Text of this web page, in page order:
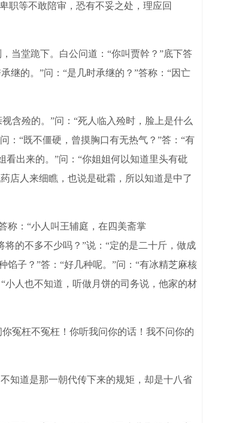
职等不敢陪审，恐有不妥之处，理应回
堂跪下。白公问道：“你叫贾幹？”底下答
继的。”问：“是几时承继的？”答称：“因亡
含殓的。”问：“死人临入殓时，脸上是什么
：“既不僵硬，曾摸胸口有无热气？”答：“有
看出来的。”问：“你姐姐何以知道里头有砒
店人来细瞧，也说是砒霜，所以知道是中了
称：“小人叫王辅庭，在四美斋掌
将的不多不少吗？”说：“定的是二十斤，做成
馅子？”答：“好几种呢。”问：“有冰精芝麻核
小人也不知道，听做月饼的司务说，他家的材
冤枉不冤枉！你听我问你的话！我不问你的
知道是那一朝代传下来的规矩，却是十八省